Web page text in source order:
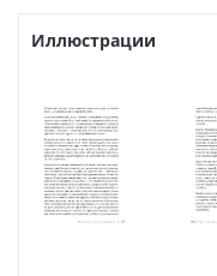
ISBN:
Иллюстрации